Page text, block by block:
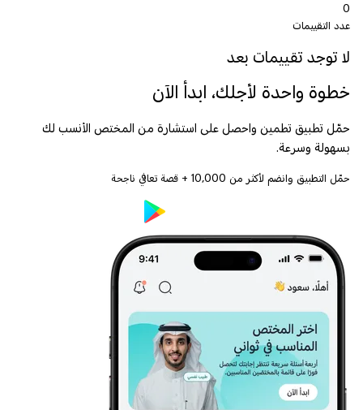
0
عدد التقييمات
لا توجد تقييمات بعد
خطوة واحدة لأجلك، ابدأ الآن
حمّل تطبيق تطمين واحصل على استشارة من المختص الأنسب لك
بسهولة وسرعة.
حمّل التطبيق وانضم لأكثر من 10,000 + قصة تعافي ناجحة